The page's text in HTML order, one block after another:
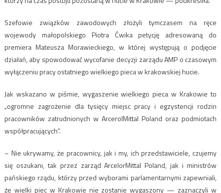
Szefowie związków zawodowych złożyli tymczasem na ręce
wojewody małopolskiego Piotra Ćwika petycję adresowaną do
premiera Mateusza Morawieckiego, w której występują o podjęcie
działań, aby spowodować wycofanie decyzji zarządu AMP o czasowym
wyłączeniu pracy ostatniego wielkiego pieca w krakowskiej hucie.
Jak wskazano w piśmie, wygaszenie wielkiego pieca w Krakowie to
„ogromne zagrożenie dla tysięcy miejsc pracy i egzystencji rodzin
pracowników zatrudnionych w ArcerolMittal Poland oraz podmiotach
współpracujących”.
– Nie ukrywamy, że pracownicy, jak i my, ich przedstawiciele, czujemy
się oszukani, tak przez zarząd ArcelorMittal Poland, jak i ministrów
pańskiego rządu, którzy przed wyborami parlamentarnymi zapewniali,
że wielki piec w Krakowie nie zostanie wygaszony — zaznaczyli w